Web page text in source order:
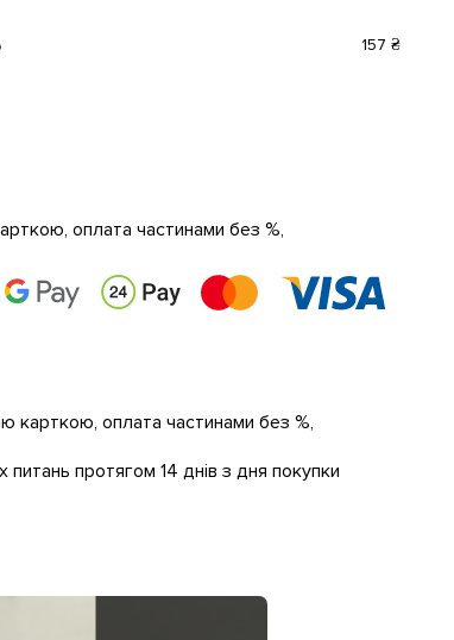
157 ₴
оплата частинами без %,
карткою, оплата частинами без %,
протягом 14 днів з дня покупки